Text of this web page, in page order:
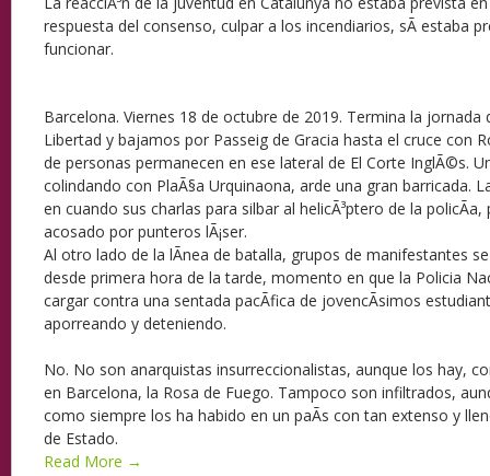
respuesta del consenso, culpar a los incendiarios, sÃ­ estaba
funcionar.
Barcelona. Viernes 18 de octubre de 2019. Termina la jornada
Libertad y bajamos por Passeig de Gracia hasta el cruce con
de personas permanecen en ese lateral de El Corte InglÃ©s.
colindando con PlaÃ§a Urquinaona, arde una gran barricada.
en cuando sus charlas para silbar al helicÃ³ptero de la
acosado por punteros lÃ¡ser.
Al otro lado de la lÃ­nea de batalla, grupos de manifestantes
desde primera hora de la tarde, momento en que la Policia
cargar contra una sentada pacÃ­fica de jovencÃ­simos
aporreando y deteniendo.
No. No son anarquistas insurreccionalistas, aunque los hay,
en Barcelona, la Rosa de Fuego. Tampoco son infiltrados,
como siempre los ha habido en un paÃ­s con tan extenso y
de Estado.
Read More →